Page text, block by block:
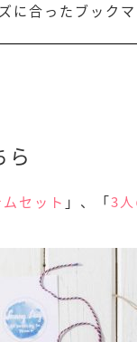
合ったブックマ
ら
セット 」、「3